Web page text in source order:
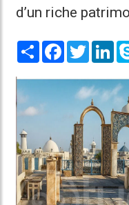
d’un riche
Share Facebook
Twitter